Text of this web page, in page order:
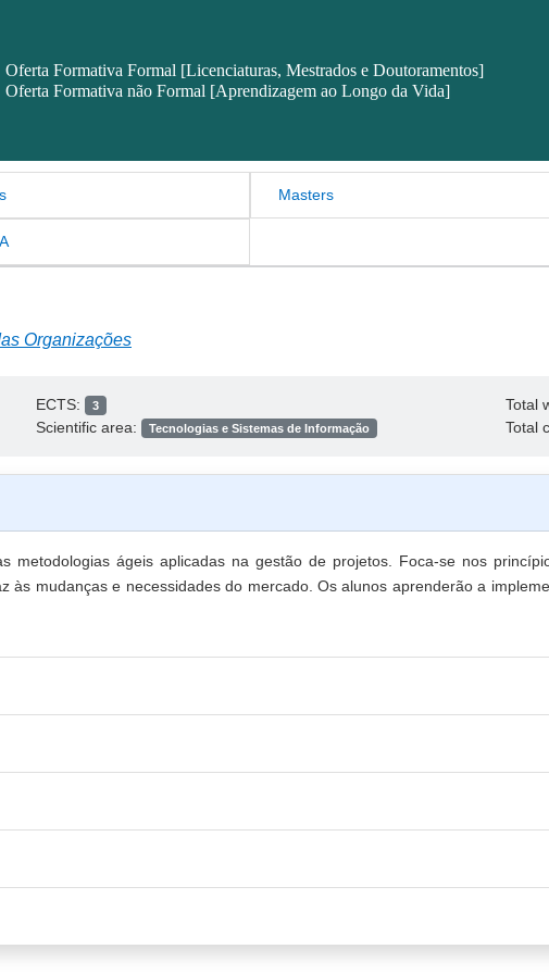
Oferta Formativa Formal [Licenciaturas, Mestrados e Doutoramentos]
Oferta Formativa não Formal [Aprendizagem ao Longo da Vida]
Masters
Organizações
ECTS: 3
Scientific area: Tecnologias e Sistemas de Informação
Total
Total
metodologias ágeis aplicadas na gestão de projetos. Foca-se nos
às mudanças e necessidades do mercado. Os alunos aprenderão a